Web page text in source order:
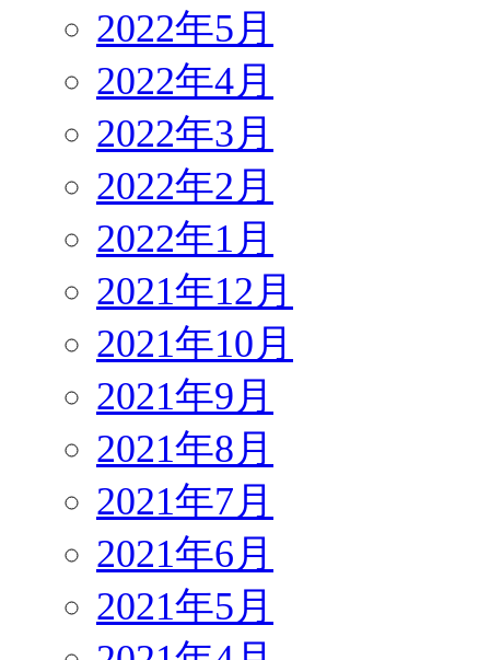
2022年5月
2022年4月
2022年3月
2022年2月
2022年1月
2021年12月
2021年10月
2021年9月
2021年8月
2021年7月
2021年6月
2021年5月